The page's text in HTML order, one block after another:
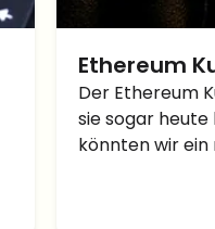
Ethereum
ALL-ZEIT-
Der Ethereum
sie sogar
könnten wir